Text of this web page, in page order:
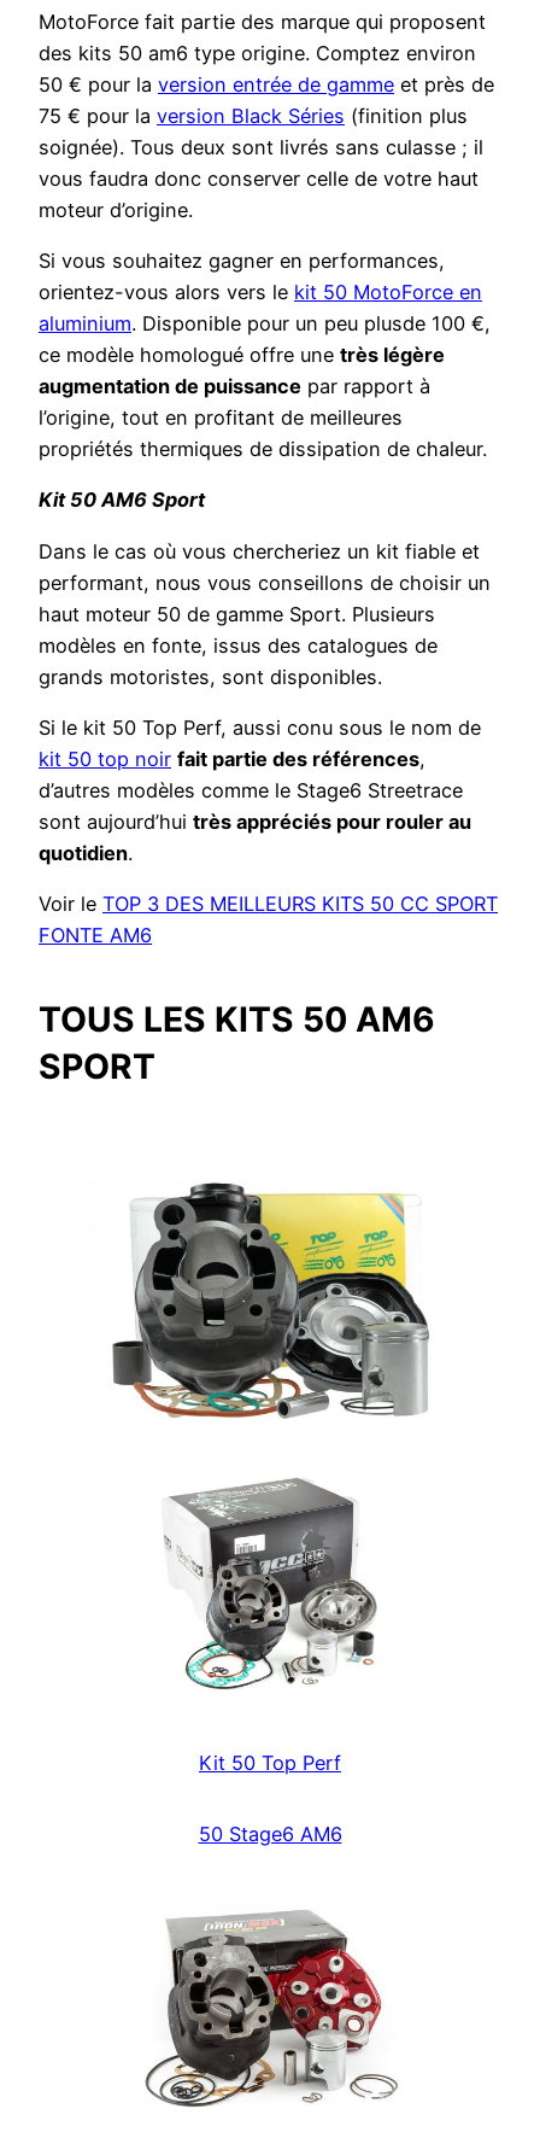
MotoForce fait partie des marque qui proposent
des kits 50 am6 type origine. Comptez environ
50 € pour la version entrée de gamme et près de
75 € pour la version Black Séries (finition plus
soignée). Tous deux sont livrés sans culasse ; il
vous faudra donc conserver celle de votre haut
moteur d’origine.
Si vous souhaitez gagner en performances,
orientez-vous alors vers le kit 50 MotoForce en
aluminium. Disponible pour un peu plusde 100 €,
ce modèle homologué offre une très légère
augmentation de puissance par rapport à
l’origine, tout en profitant de meilleures
propriétés thermiques de dissipation de chaleur.
Kit 50 AM6 Sport
Dans le cas où vous chercheriez un kit fiable et
performant, nous vous conseillons de choisir un
haut moteur 50 de gamme Sport. Plusieurs
modèles en fonte, issus des catalogues de
grands motoristes, sont disponibles.
Si le kit 50 Top Perf, aussi conu sous le nom de
kit 50 top noir fait partie des références,
d’autres modèles comme le Stage6 Streetrace
sont aujourd’hui très appréciés pour rouler au
quotidien.
Voir le TOP 3 DES MEILLEURS KITS 50 CC SPORT
FONTE AM6
TOUS LES KITS 50 AM6
SPORT
Kit 50 Top Perf
50 Stage6 AM6